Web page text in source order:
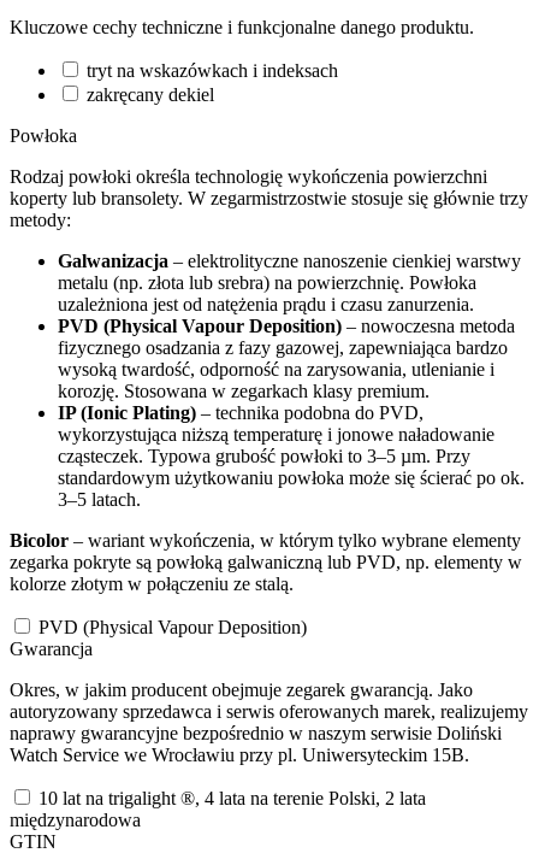
Kluczowe cechy techniczne i funkcjonalne danego produktu.
tryt na wskazówkach i indeksach
zakręcany dekiel
Powłoka
Rodzaj powłoki określa technologię wykończenia powierzchni
koperty lub bransolety. W zegarmistrzostwie stosuje się głównie trzy
metody:
Galwanizacja – elektrolityczne nanoszenie cienkiej warstwy
metalu (np. złota lub srebra) na powierzchnię. Powłoka
uzależniona jest od natężenia prądu i czasu zanurzenia.
PVD (Physical Vapour Deposition) – nowoczesna metoda
fizycznego osadzania z fazy gazowej, zapewniająca bardzo
wysoką twardość, odporność na zarysowania, utlenianie i
korozję. Stosowana w zegarkach klasy premium.
IP (Ionic Plating) – technika podobna do PVD,
wykorzystująca niższą temperaturę i jonowe naładowanie
cząsteczek. Typowa grubość powłoki to 3–5 µm. Przy
standardowym użytkowaniu powłoka może się ścierać po ok.
3–5 latach.
Bicolor – wariant wykończenia, w którym tylko wybrane elementy
zegarka pokryte są powłoką galwaniczną lub PVD, np. elementy w
kolorze złotym w połączeniu ze stalą.
PVD (Physical Vapour Deposition)
Gwarancja
Okres, w jakim producent obejmuje zegarek gwarancją. Jako
autoryzowany sprzedawca i serwis oferowanych marek, realizujemy
naprawy gwarancyjne bezpośrednio w naszym serwisie Doliński
Watch Service we Wrocławiu przy pl. Uniwersyteckim 15B.
10 lat na trigalight ®, 4 lata na terenie Polski, 2 lata
międzynarodowa
GTIN